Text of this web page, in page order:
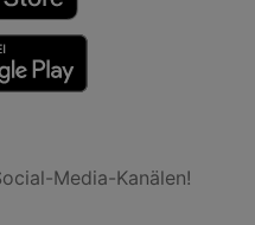
Media-Kanälen!